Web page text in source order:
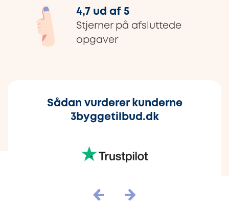
4,7 ud af 5
Stjerner på afsluttede
opgaver
Sådan vurderer kunderne
3byggetilbud.dk